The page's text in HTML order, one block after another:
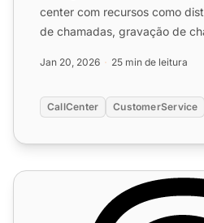
center com recursos como
de chamadas, gravação de
Jan 20, 2026 25 min de leitura
CallCenter CustomerService
Recursos de call center